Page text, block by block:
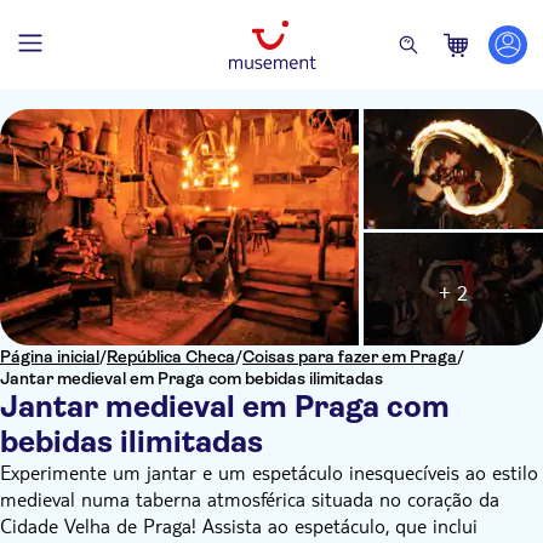
Página inicial/República Checa/Coisas para fazer em Praga/
Jantar medieval em Praga com bebidas ilimitadas
Jantar medieval em Praga com
bebidas ilimitadas
+ 2
Experimente um jantar e um espetáculo inesquecíveis ao estilo
medieval numa taberna atmosférica situada no coração da
Cidade Velha de Praga! Assista ao espetáculo, que inclui